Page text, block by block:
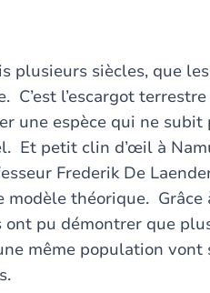
plusieurs siècles, que
l’escargot terrestre
une espèce qui ne subit
Et petit clin d’œil à
Frederik De
modèle théorique. Grâce
pu démontrer que
même population vont